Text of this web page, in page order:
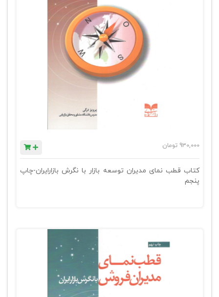
930,000 تومان
کتاب قطب نمای مدیران توسعه بازار با نگرش بازارایران-چاپ
پنجم